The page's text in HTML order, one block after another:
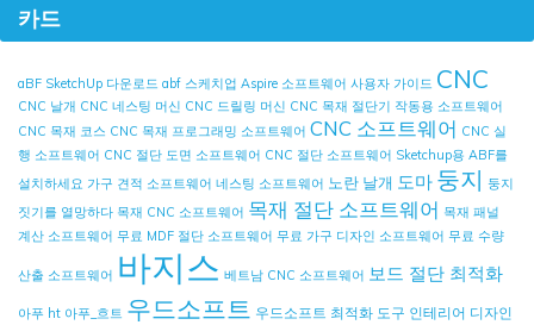
카드
aBF SketchUp 다운로드 abf 스케치업 Aspire 소프트웨어 사용자 가이드 CNC
CNC 날개 CNC 네스팅 머신 CNC 드릴링 머신 CNC 목재 절단기 작동용 소프트웨어
CNC 목재 코스 CNC 목재 프로그래밍 소프트웨어 CNC 소프트웨어 CNC 실
행 소프트웨어 CNC 절단 도면 소프트웨어 CNC 절단 소프트웨어 Sketchup용 ABF를
설치하세요 가구 견적 소프트웨어 네스팅 소프트웨어 노란 날개 도마 둥지 둥지
짓기를 열망하다 목재 CNC 소프트웨어 목재 절단 소프트웨어 목재 패널
계산 소프트웨어 무료 MDF 절단 소프트웨어 무료 가구 디자인 소프트웨어 무료 수량
산출 소프트웨어 바지스 베트남 CNC 소프트웨어 보드 절단 최적화
아푸 ht 아푸_흐트 우드소프트 우드소프트 최적화 도구 인테리어 디자인